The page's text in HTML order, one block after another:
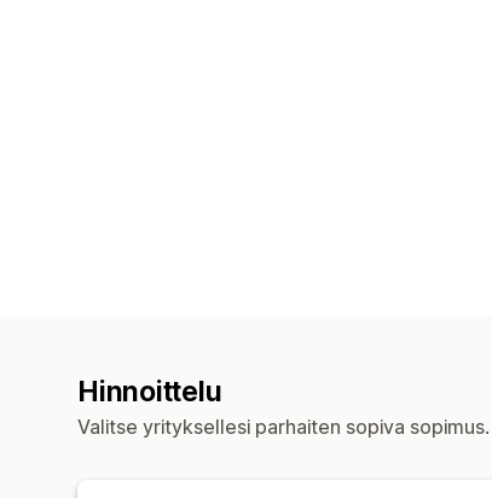
Hinnoittelu
Valitse yrityksellesi parhaiten sopiva sopimus.